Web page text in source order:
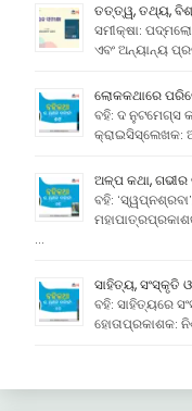
ତତ୍ତ୍ୱ, ତଥ୍ୟ,
ସମୀକ୍ଷା:
ଏବଂ ଅନ୍ୟାନ୍ୟ
ଲୋକକଥାରେ
ବହି: ଦ ନୁଟମେଗ୍ସ
କ୍ରାଇସିସ୍ଲେଖକ:
ଅଳ୍ପ କଥା, ଗଭୀର
ବହି:
…
ସାହିତ୍ୟ, ସଂସ୍କୃତି
ବହି: ସାହିତ୍ୟରେ
ହୋତାପ୍ରକାଶକ: